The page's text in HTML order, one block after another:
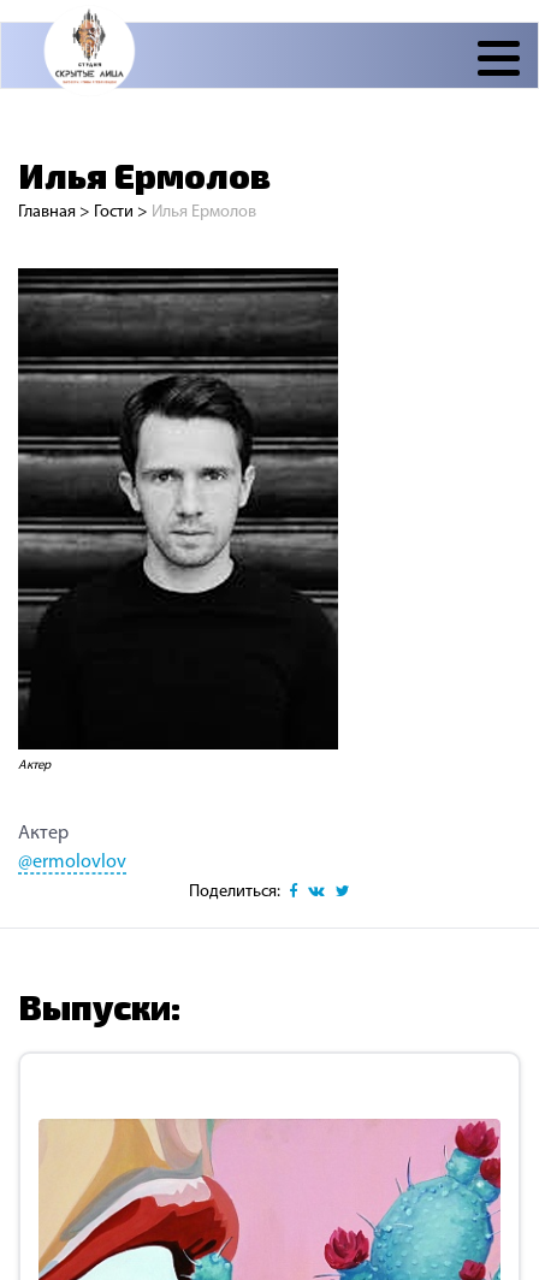
Илья Ермолов
Главная > Гости > Илья Ермолов
Актер
Актер
@ermolovlov
Поделиться:
Выпуски: